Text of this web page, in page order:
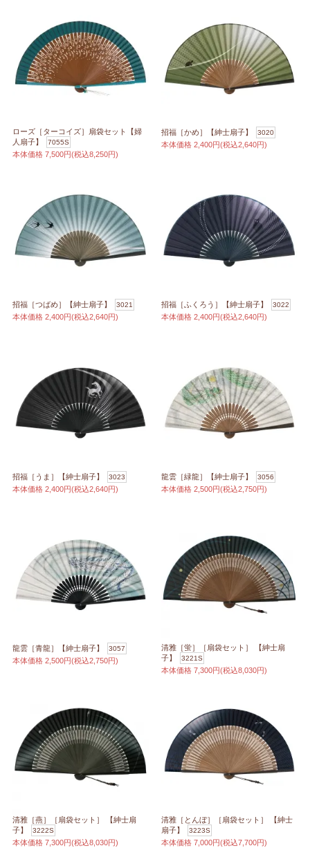
ローズ［ターコイズ］扇袋セット【婦
人扇子】
7055S
本体価格 7,500円(税込8,250円)
招福［かめ］【紳士扇子】 3020
本体価格 2,400円(税込2,640円)
招福［つばめ］【紳士扇子】 3021
本体価格 2,400円(税込2,640円)
招福［ふくろう］【紳士扇子】 3022
本体価格 2,400円(税込2,640円)
招福［うま］【紳士扇子】 3023
本体価格 2,400円(税込2,640円)
龍雲［緑龍］【紳士扇子】 3056
本体価格 2,500円(税込2,750円)
龍雲［青龍］【紳士扇子】 3057
本体価格 2,500円(税込2,750円)
清雅［蛍］［扇袋セット］ 【紳士扇
子】
3221S
本体価格 7,300円(税込8,030円)
清雅［燕］［扇袋セット］ 【紳士扇
子】
3222S
本体価格 7,300円(税込8,030円)
清雅［とんぼ］［扇袋セット］ 【紳士
扇子】
3223S
本体価格 7,000円(税込7,700円)